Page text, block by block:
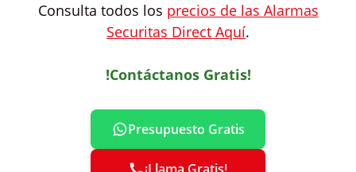
Consulta todos los precios de las Alarmas
Securitas Direct Aquí.
!Contáctanos Gratis!
Presupuesto Gratis